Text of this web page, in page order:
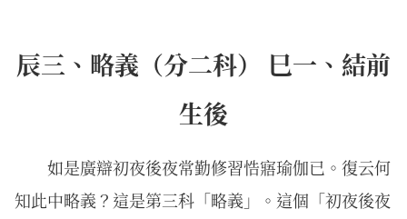
辰三、略義（分二科） 巳一、結前
生後
如是廣辯初夜後夜常勤修習悎寤瑜伽已。復云何
知此中略義？這是第三科「略義」。這個「初夜後夜